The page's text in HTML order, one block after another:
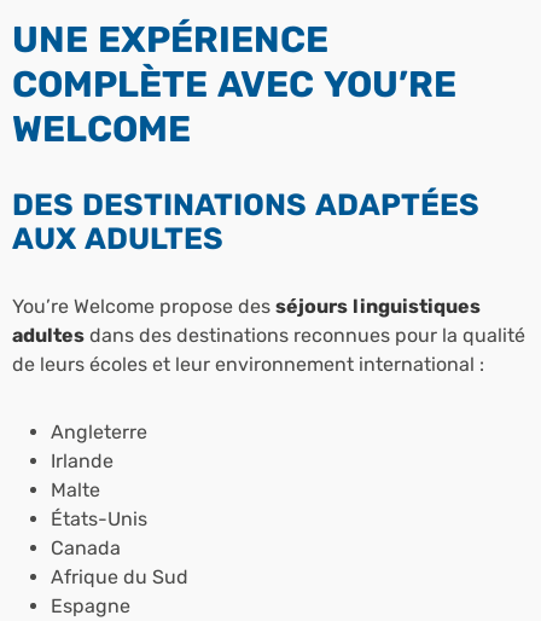
UNE EXPÉRIENCE
COMPLÈTE AVEC YOU’RE
WELCOME
DES DESTINATIONS ADAPTÉES
AUX ADULTES
You’re Welcome propose des séjours linguistiques
adultes dans des destinations reconnues pour la qualité
de leurs écoles et leur environnement international :
Angleterre
Irlande
Malte
États-Unis
Canada
Afrique du Sud
Espagne